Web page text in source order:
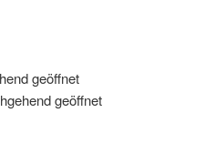
geöffnet
geöffnet